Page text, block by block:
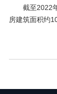
截至2022
房建筑面积约